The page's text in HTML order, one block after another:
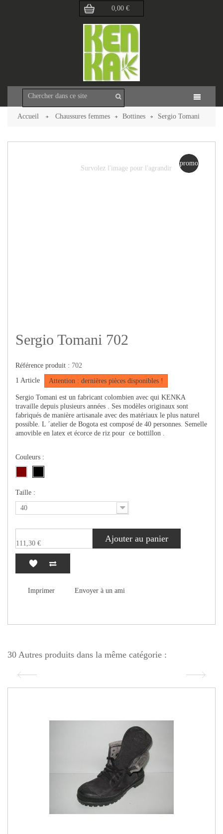
0,00 €
Accueil Chaussures femmes Bottines Sergio Tomani
promo
Survolez l'image pour l'agrandir
Sergio Tomani 702
Référence produit : 702
1 Article Attention : dernières pièces disponibles !
Sergio Tomani est un fabricant colombien avec qui KENKA
travaille depuis plusieurs années . Ses modèles originaux sont
fabriqués de manière artisanale avec des matériaux le plus naturel
possible. L ´atelier de Bogota est composé de 40 personnes. Semelle
amovible en latex et écorce de riz pour ce bottillon .
Couleurs :
Taille :
40
111,30 € Ajouter au panier
Imprimer Envoyer à un ami
30 Autres produits dans la même catégorie :